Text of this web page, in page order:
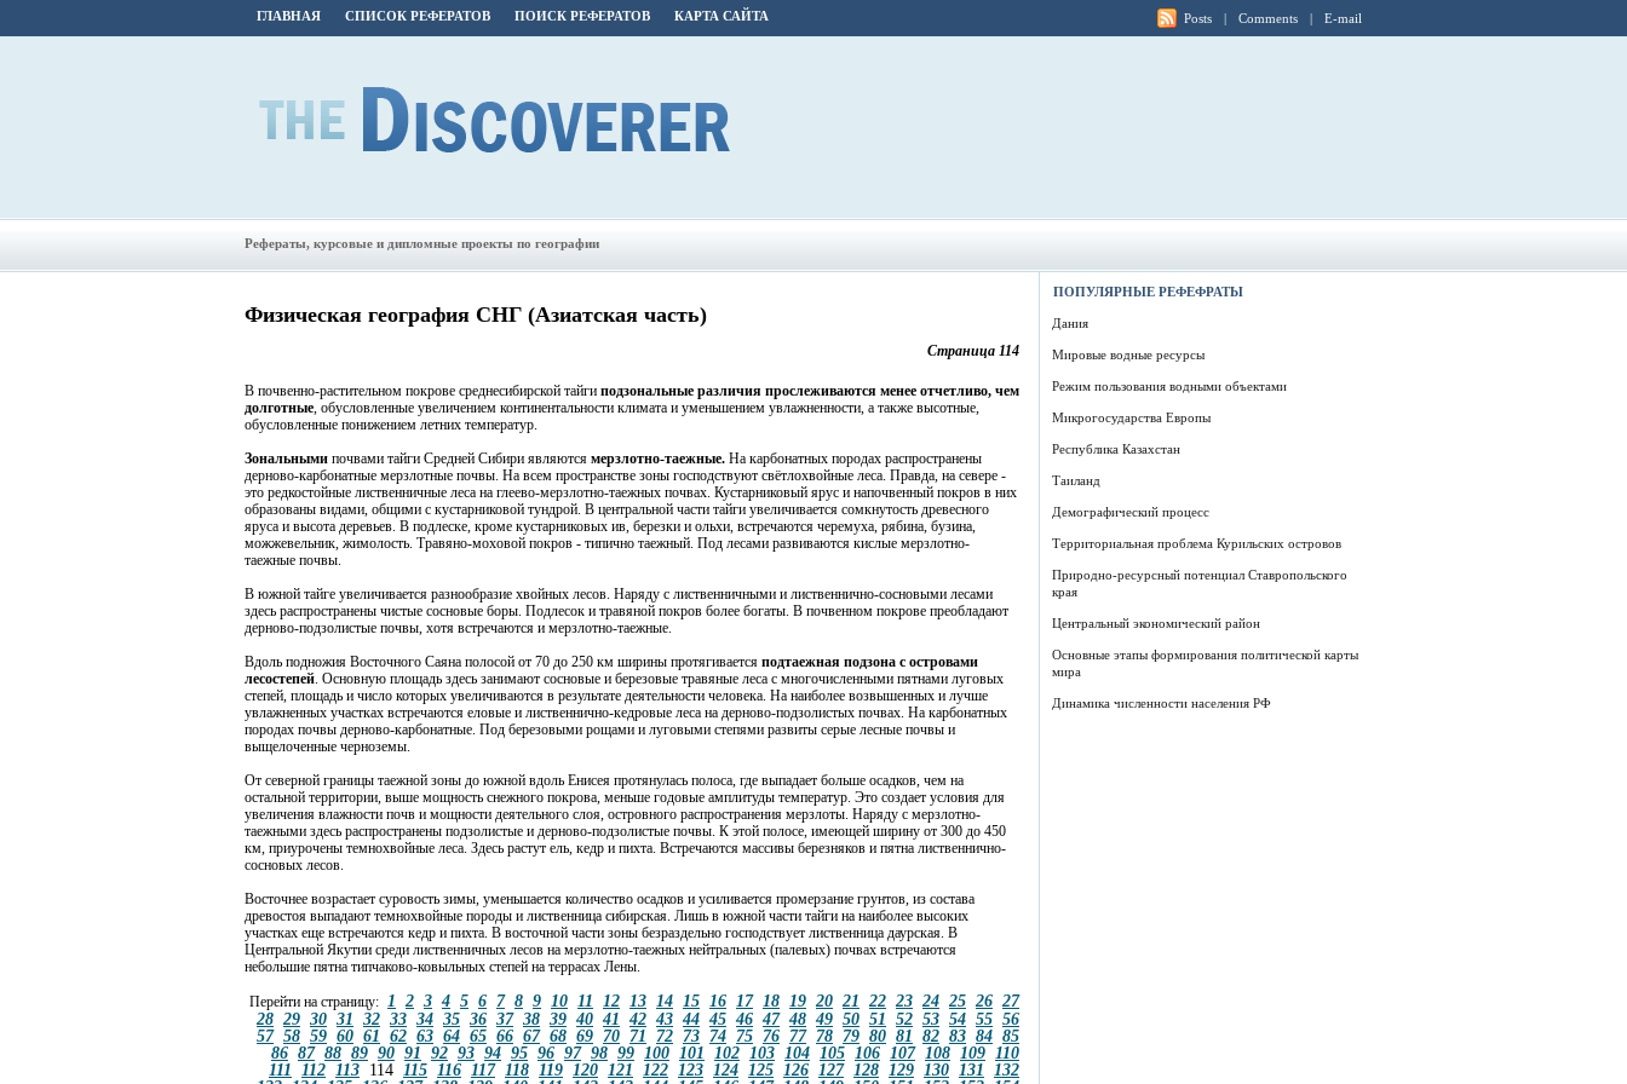
ГЛАВНАЯ СПИСОК РЕФЕРАТОВ ПОИСК РЕФЕРАТОВ КАРТА САЙТА Posts | Comments | E-mail
Рефераты, курсовые и дипломные проекты по географии
Физическая география СНГ (Азиатская часть)
Страница 114
В почвенно-растительном покрове среднесибирской тайги подзональные различия прослеживаются менее отчетливо, чем
долготные, обусловленные увеличением континентальности климата и уменьшением увлажненности, а также высотные,
обусловленные понижением летних температур.
Зональными почвами тайги Средней Сибири являются мерзлотно-таежные. На карбонатных породах распространены
дерново-карбонатные мерзлотные почвы. На всем пространстве зоны господствуют свётлохвойные леса. Правда, на севере -
это редкостойные лиственничные леса на глеево-мерзлотно-таежных почвах. Кустарниковый ярус и напочвенный покров в них
образованы видами, общими с кустарниковой тундрой. В центральной части тайги увеличивается сомкнутость древесного
яруса и высота деревьев. В подлеске, кроме кустарниковых ив, березки и ольхи, встречаются черемуха, рябина, бузина,
можжевельник, жимолость. Травяно-моховой покров - типично таежный. Под лесами развиваются кислые мерзлотно-
таежные почвы.
В южной тайге увеличивается разнообразие хвойных лесов. Наряду с лиственничными и лиственнично-сосновыми лесами
здесь распространены чистые сосновые боры. Подлесок и травяной покров более богаты. В почвенном покрове преобладают
дерново-подзолистые почвы, хотя встречаются и мерзлотно-таежные.
Вдоль подножия Восточного Саяна полосой от 70 до 250 км ширины протягивается подтаежная подзона с островами
лесостепей. Основную площадь здесь занимают сосновые и бере­зовые травяные леса с многочисленными пятнами луговых
степей, площадь и число которых увеличиваются в результате деятельности человека. На наиболее возвышенных и лучше
увлажненных участках встречаются еловые и лиственнично-кедровые леса на дерново-подзолистых почвах. На карбонатных
породах почвы дерново-карбонатные. Под березовыми рощами и луговыми степями развиты серые лесные почвы и
выщелоченные черноземы.
От северной границы таежной зоны до южной вдоль Енисея протянулась полоса, где выпадает больше осадков, чем на
остальной территории, выше мощность снежного покрова, меньше годовые амплитуды температур. Это создает условия для
увеличения влажности почв и мощности деятельного слоя, островного распространения мерзлоты. Наряду с мерзлотно-
таежными здесь распространены подзолистые и дерново-подзолистые почвы. К этой полосе, имеющей ширину от 300 до 450
км, приурочены темнохвойные леса. Здесь растут ель, кедр и пихта. Встречаются массивы березняков и пятна лиственнично-
сосновых лесов.
Восточнее возрастает суровость зимы, уменьшается количество осадков и усиливается промерзание грунтов, из состава
древостоя выпадают темнохвойные породы и лиственница сибирская. Лишь в южной части тайги на наиболее высоких
участках еще встречаются кедр и пихта. В восточной части зоны безраздельно господствует лиственница даурская. В
Центральной Якутии среди лиственничных лесов на мерзлотно-таежных нейтральных (палевых) почвах встречаются
небольшие пятна типчаково-ковыльных степей на террасах Лены.
Перейти на страницу: 1 2 3 4 5 6 7 8 9 10 11 12 13 14 15 16 17 18 19 20 21 22 23 24 25 26 27
28 29 30 31 32 33 34 35 36 37 38 39 40 41 42 43 44 45 46 47 48 49 50 51 52 53 54 55 56
57 58 59 60 61 62 63 64 65 66 67 68 69 70 71 72 73 74 75 76 77 78 79 80 81 82 83 84 85
86 87 88 89 90 91 92 93 94 95 96 97 98 99 100 101 102 103 104 105 106 107 108 109 110
111
112 113 114 115 116 117 118 119 120 121 122 123 124 125 126 127 128 129 130 131
132
ПОПУЛЯРНЫЕ РЕФЕФРАТЫ
Дания
Мировые водные ресурсы
Режим пользования водными объектами
Микрогосударства Европы
Республика Казахстан
Таиланд
Демографический процесс
Территориальная проблема Курильских островов
Природно-ресурсный потенциал Ставропольского
края
Центральный экономический район
Основные этапы формирования политической карты
мира
Динамика численности населения РФ